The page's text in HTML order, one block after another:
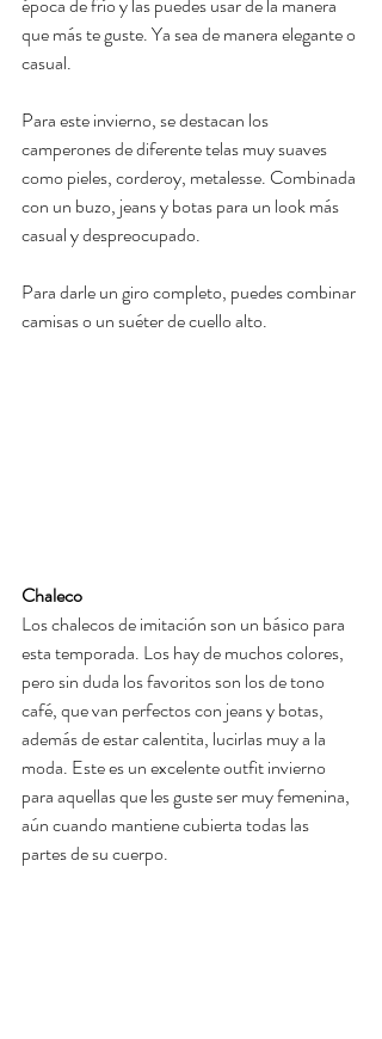
época de frío y las puedes usar de la manera
que más te guste. Ya sea de manera elegante o
casual.
Para este invierno, se destacan los
camperones de diferente telas muy suaves
como pieles, corderoy, metalesse. Combinada
con un buzo, jeans y botas para un look más
casual y despreocupado.
Para darle un giro completo, puedes combinar
camisas o un suéter de cuello alto.
Chaleco
Los chalecos de imitación son un básico para
esta temporada. Los hay de muchos colores,
pero sin duda los favoritos son los de tono
café, que van perfectos con jeans y botas,
además de estar calentita, lucirlas muy a la
moda. Este es un excelente outfit invierno
para aquellas que les guste ser muy femenina,
aún cuando mantiene cubierta todas las
partes de su cuerpo.